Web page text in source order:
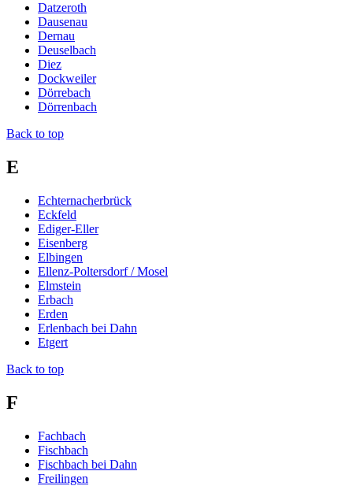
Datzeroth
Dausenau
Dernau
Deuselbach
Diez
Dockweiler
Dörrebach
Dörrenbach
Back to top
E
Echternacherbrück
Eckfeld
Ediger-Eller
Eisenberg
Elbingen
Ellenz-Poltersdorf / Mosel
Elmstein
Erbach
Erden
Erlenbach bei Dahn
Etgert
Back to top
F
Fachbach
Fischbach
Fischbach bei Dahn
Freilingen